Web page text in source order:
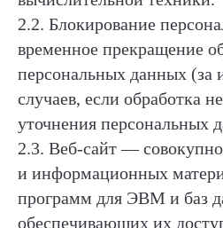
2.2. Блокирование
временное прекращение
персональных данных (за
случаев, если обработка
уточнения персональных
2.3. Веб-сайт —
и информационных
программ для ЭВМ и баз
обеспечивающих их